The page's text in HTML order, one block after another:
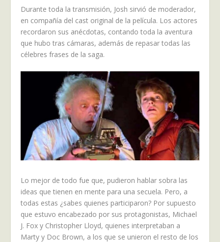
Durante toda la transmisión, Josh sirvió de moderador,
en compañía del cast original de la película. Los actores
recordaron sus anécdotas, contando toda la aventura
que hubo tras cámaras, además de repasar todas las
célebres frases de la saga.
Lo mejor de todo fue que, pudieron hablar sobra las
ideas que tienen en mente para una secuela. Pero, a
todas estas ¿sabes quienes participaron? Por supuesto
que estuvo encabezado por sus protagonistas, Michael
J. Fox y Christopher Lloyd, quienes interpretaban a
Marty y Doc Brown, a los que se unieron el resto de los